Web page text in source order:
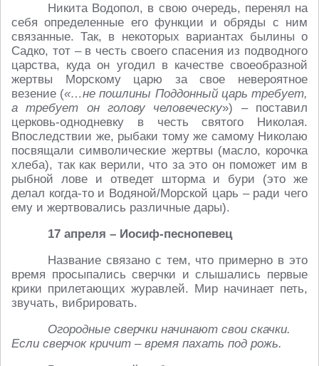
Никита Водопол, в свою очередь, перенял на
себя определенные его функции и обряды с ним
связанные. Так, в некоторых вариантах былины о
Садко, тот – в честь своего спасения из подводного
царства, куда он угодил в качестве своеобразной
жертвы Морскому царю за свое невероятное
везение («…не пошлины Поддонный царь требует,
а требует он голову человеческу») – поставил
церковь-однодневку в честь святого Николая.
Впоследствии же, рыбаки тому же самому Николаю
посвящали символические жертвы (масло, корочка
хлеба), так как верили, что за это он поможет им в
рыбной лове и отведет шторма и бури (это же
делал когда-то и Водяной/Морской царь – ради чего
ему и жертвовались различные дары).
17 апреля – Иосиф-песнопевец
Название связано с тем, что примерно в это
время просыпались сверчки и слышались первые
крики прилетающих журавлей. Мир начинает петь,
звучать, вибрировать.
Огородные сверчки начинают свои скачки.
Если сверчок кричит – время пахать под рожь.